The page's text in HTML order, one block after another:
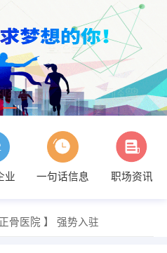
业 一句话信息 职场资讯
务总监 ] 招聘信息
骨医院 】 强势入驻